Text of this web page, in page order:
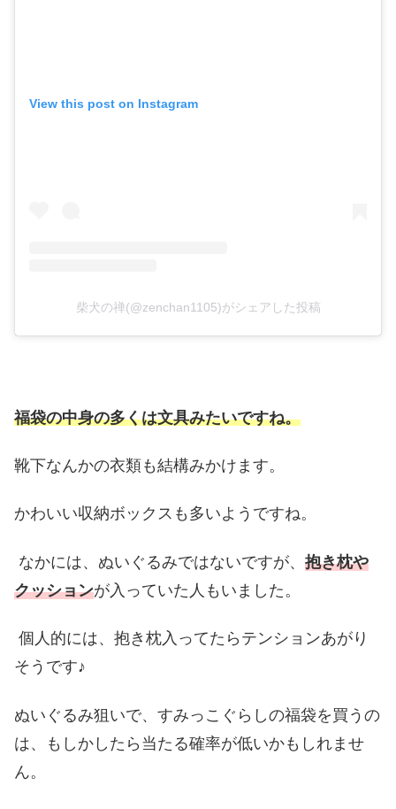
View this post on Instagram
柴犬の禅(@zenchan1105)がシェアした投稿
福袋の中身の多くは文具みたいですね。
靴下なんかの衣類も結構みかけます。
かわいい収納ボックスも多いようですね。
なかには、ぬいぐるみではないですが、 抱き枕や
クッションが入っていた人もいました。
個人的には、抱き枕入ってたらテンションあがり
そうです♪
ぬいぐるみ狙いで、すみっこぐらしの福袋を買うの
は、もしかしたら当たる確率が低いかもしれませ
ん。